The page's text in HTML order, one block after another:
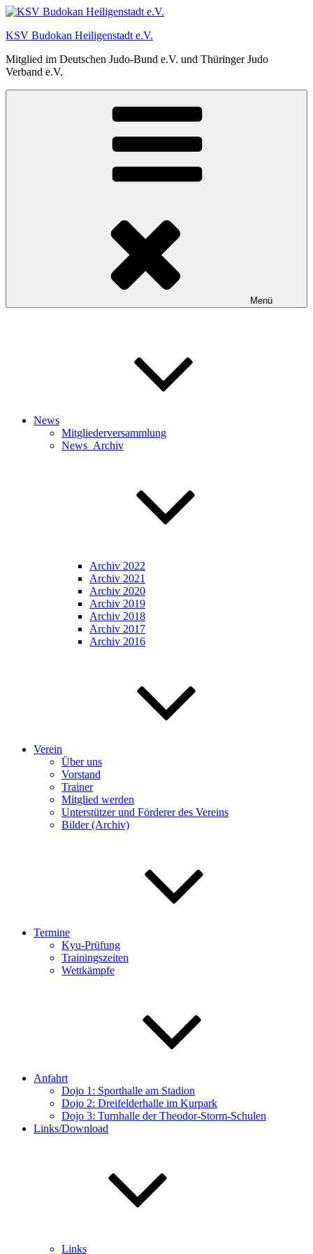
Zum
springen
KSV Budokan Heiligenstadt e.V.
Mitglied im Deutschen Judo-Bund e.V. und Thüringer Judo
Verband e.V.
Menü
News
Mitgliederversammlung
News_Archiv
Archiv 2022
Archiv 2021
Archiv 2020
Archiv 2019
Archiv 2018
Archiv 2017
Archiv 2016
Verein
Über uns
Vorstand
Trainer
Mitglied werden
Unterstützer und Förderer des Vereins
Bilder (Archiv)
Termine
Kyu-Prüfung
Trainingszeiten
Wettkämpfe
Anfahrt
Dojo 1: Sporthalle am Stadion
Dojo 2: Dreifelderhalle im Kurpark
Dojo 3: Turnhalle der Theodor-Storm-Schulen
Links/Download
Links